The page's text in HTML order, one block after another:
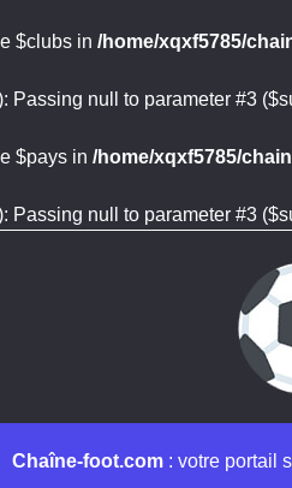
$clubs in /home/xqxf5785/
Passing null to parameter #3
$pays in /home/xqxf5785/
Passing null to parameter #3
Chaîne-foot.com : votre portail